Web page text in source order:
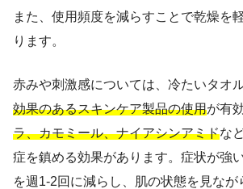
また、使用頻度を減らすことで乾燥を
ります。
赤みや刺激感については、冷たいタオ
効果のあるスキンケア製品の使用が有
ラ、カモミール、ナイアシンアミドな
症を鎮める効果があります。症状が強
を週1-2回に減らし、肌の状態を見なが